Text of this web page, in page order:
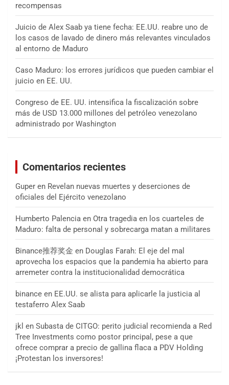
recompensas
Juicio de Alex Saab ya tiene fecha: EE.UU. reabre uno de
los casos de lavado de dinero más relevantes vinculados
al entorno de Maduro
Caso Maduro: los errores jurídicos que pueden cambiar el
juicio en EE. UU.
Congreso de EE. UU. intensifica la fiscalización sobre
más de USD 13.000 millones del petróleo venezolano
administrado por Washington
Comentarios recientes
Guper en Revelan nuevas muertes y deserciones de
oficiales del Ejército venezolano
Humberto Palencia en Otra tragedia en los cuarteles de
Maduro: falta de personal y sobrecarga matan a militares
Binance推荐奖金 en Douglas Farah: El eje del mal
aprovecha los espacios que la pandemia ha abierto para
arremeter contra la institucionalidad democrática
binance en EE.UU. se alista para aplicarle la justicia al
testaferro Alex Saab
jkl en Subasta de CITGO: perito judicial recomienda a Red
Tree Investments como postor principal, pese a que
ofrece comprar a precio de gallina flaca a PDV Holding
¡Protestan los inversores!